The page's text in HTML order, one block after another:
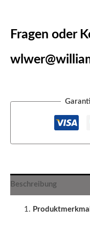
Fragen oder
Beschreibung